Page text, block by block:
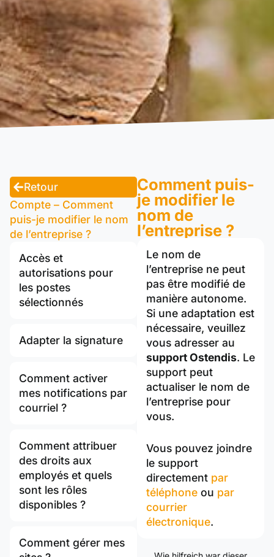
Retour
Compte – Comment
puis-je modifier le nom
de l’entreprise ?
Accès et
autorisations pour
les postes
sélectionnés
Adapter la signature
Comment activer
mes notifications par
courriel ?
Comment attribuer
des droits aux
employés et quels
sont les rôles
disponibles ?
Comment gérer mes
Comment puis-
je modifier le
nom de
l’entreprise ?
Le nom de
l’entreprise ne peut
pas être modifié de
manière autonome.
Si une adaptation est
nécessaire, veuillez
vous adresser au
support Ostendis. Le
support peut
actualiser le nom de
l’entreprise pour
vous.
Vous pouvez joindre
le support
directement par
téléphone ou par
courrier
électronique.